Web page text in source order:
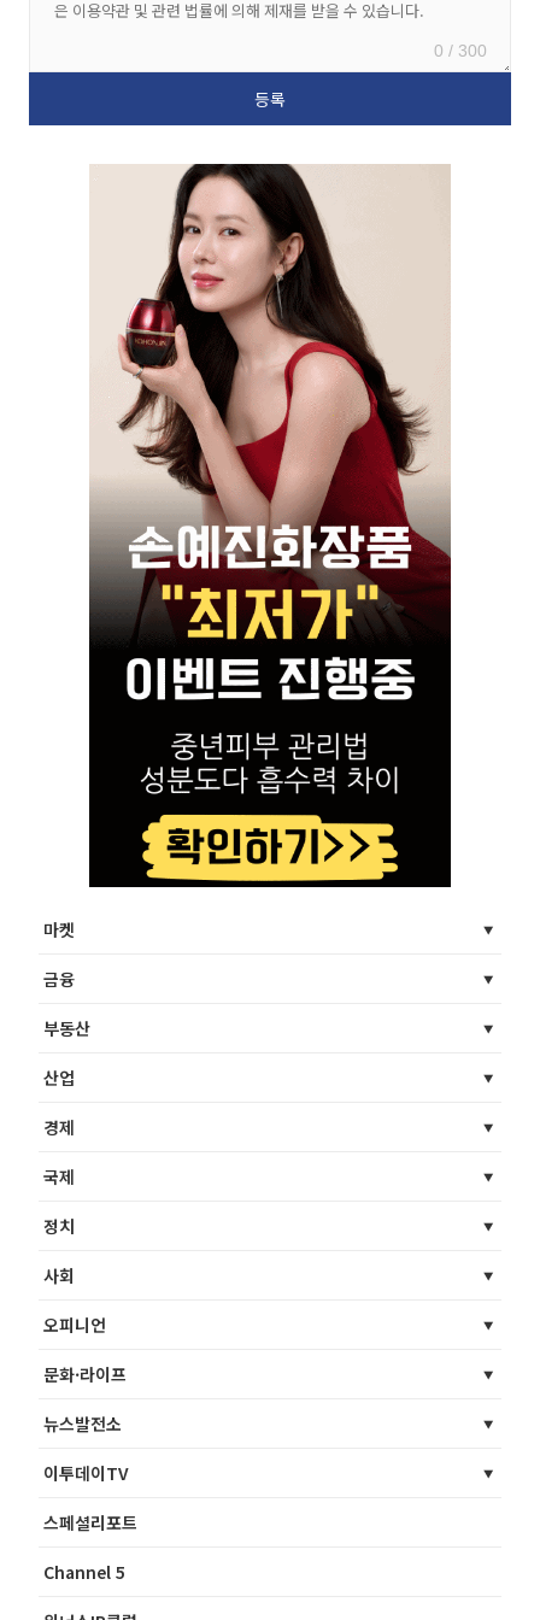
0 / 300
마켓
금융
부동산
산업
경제
국제
정치
사회
오피니언
문화·라이프
뉴스발전소
이투데이TV
스페셜리포트
Channel 5